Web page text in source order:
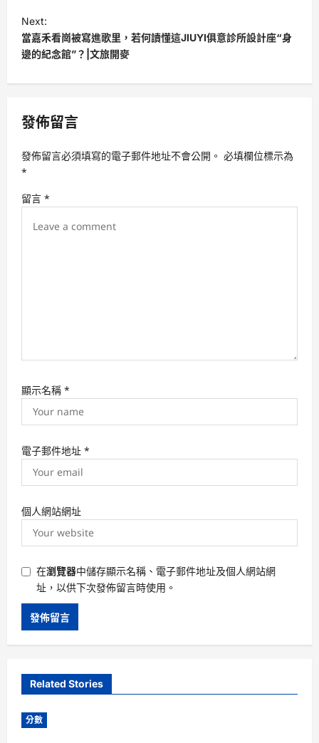
s
t
n
a
i
a
t
i
Next:
當嘉禾看崗被寫進歌里，若何讀懂這JIUYI俱意診所設計座“身
邊的紀念館”？|文旅開麥
發佈留言
發佈留言必須填寫的電子郵件地址不會公開。 必填欄位標示為
*
留言 *
顯示名稱 *
電子郵件地址 *
個人網站網址
在瀏覽器中儲存顯示名稱、電子郵件地址及個人網站網
址，以供下次發佈留言時使用。
Related Stories
分數